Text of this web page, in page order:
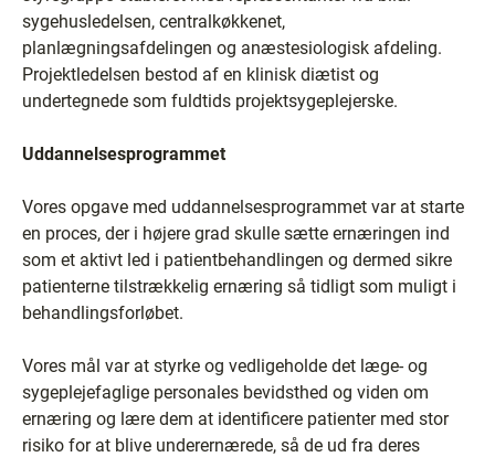
sygehusledelsen, centralkøkkenet,
planlægningsafdelingen og anæstesiologisk afdeling.
Projektledelsen bestod af en klinisk diætist og
undertegnede som fuldtids projektsygeplejerske.
Uddannelsesprogrammet
Vores opgave med uddannelsesprogrammet var at starte
en proces, der i højere grad skulle sætte ernæringen ind
som et aktivt led i patientbehandlingen og dermed sikre
patienterne tilstrækkelig ernæring så tidligt som muligt i
behandlingsforløbet.
Vores mål var at styrke og vedligeholde det læge- og
sygeplejefaglige personales bevidsthed og viden om
ernæring og lære dem at identificere patienter med stor
risiko for at blive underernærede, så de ud fra deres